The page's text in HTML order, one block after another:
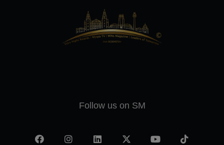
Follow us on SM
FacebookInstagramLinkedIn YouTubeTikTok